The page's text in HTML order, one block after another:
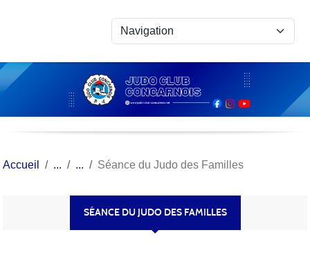
Accueil Séance du Judo des Familles
SÉANCE DU JUDO DES FAMILLES